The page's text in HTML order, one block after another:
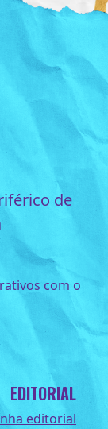
de
com o
EDITORIAL
editorial